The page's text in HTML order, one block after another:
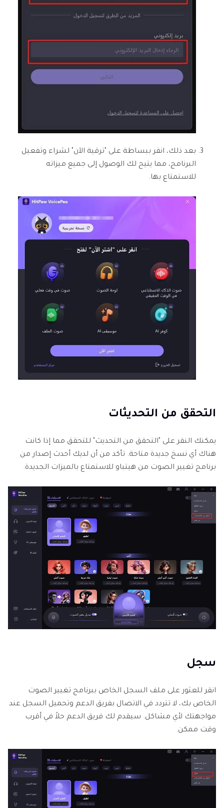
بعد ذلك، انقر ببساطة على "ترقية الآن" لشراء وتفعيل
البرنامج، مما يتيح لك الوصول إلى جميع ميزاته
للاستمتاع بها.
التحقق من التحديثات
يمكنك النقر على "التحقق من التحديث" للتحقق مما إذا كانت
هناك أي نسخ جديدة متاحة. تأكد من أن لديك أحدث إصدار من
برنامج تغيير الصوت من هيتباو للاستمتاع بالميزات الجديدة.
سجل
انقر للعثور على ملف السجل الخاص ببرنامج تغيير الصوت
الخاص بك، لا تتردد في الاتصال بفريق الدعم وتحميل السجل عند
مواجهتك لأي مشاكل. سيقدم لك فريق الدعم حلاً في أقرب
وقت ممكن.